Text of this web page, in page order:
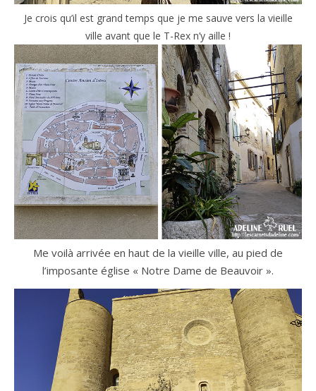
Je crois qu’il est grand temps que je me sauve vers la vieille
ville avant que le T-Rex n’y aille !
Me voilà arrivée en haut de la vieille ville, au pied de
l’imposante église « Notre Dame de Beauvoir ».